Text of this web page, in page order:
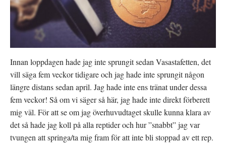
Innan loppdagen hade jag inte sprungit sedan Vasastafetten, det
vill säga fem veckor tidigare och jag hade inte sprungit någon
längre distans sedan april. Jag hade inte ens tränat under dessa
fem veckor! Så om vi säger så här, jag hade inte direkt förberett
mig väl. För att se om jag överhuvudtaget skulle kunna klara av
det så hade jag koll på alla reptider och hur ”snabbt” jag var
tvungen att springa/ta mig fram för att inte bli stoppad av ett rep.